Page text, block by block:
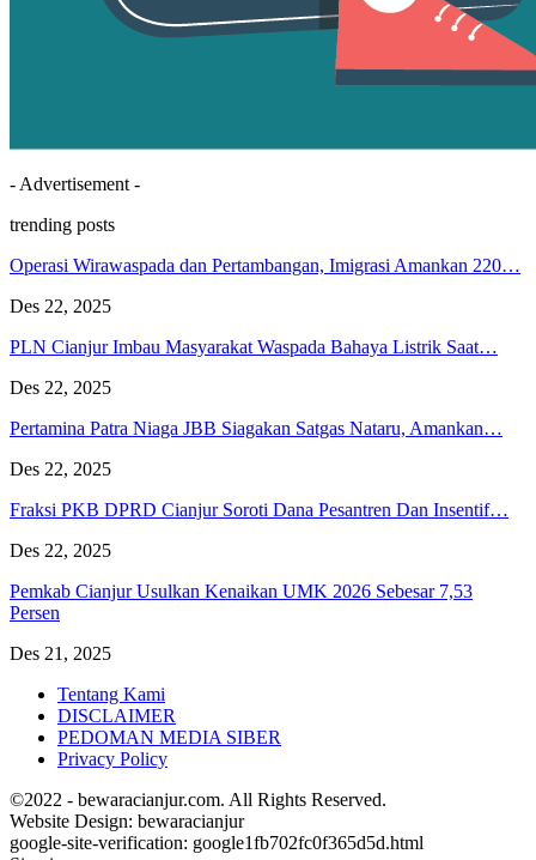
- Advertisement -
trending posts
Operasi Wirawaspada dan Pertambangan, Imigrasi Amankan 220…
Des 22, 2025
PLN Cianjur Imbau Masyarakat Waspada Bahaya Listrik Saat…
Des 22, 2025
Pertamina Patra Niaga JBB Siagakan Satgas Nataru, Amankan…
Des 22, 2025
Fraksi PKB DPRD Cianjur Soroti Dana Pesantren Dan Insentif…
Des 22, 2025
Pemkab Cianjur Usulkan Kenaikan UMK 2026 Sebesar 7,53
Persen
Des 21, 2025
Tentang Kami
DISCLAIMER
PEDOMAN MEDIA SIBER
Privacy Policy
©2022 - bewaracianjur.com. All Rights Reserved.
Website Design: bewaracianjur
google-site-verification: google1fb702fc0f365d5d.html